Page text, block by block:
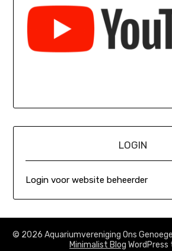
LOGIN
Login voor website beheerder
© 2026 Aquariumvereniging Ons
Minimalist Blog WordPress